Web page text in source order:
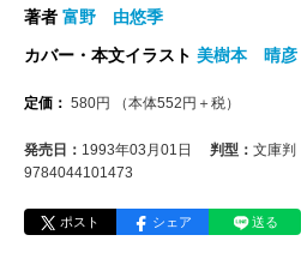
著者 富野 由悠季
カバー・本文イラスト 美樹本 晴彦
定価： 580円 （本体552 円＋税）
発売日： 1993年03月01日 判型： 文庫判
9784044101473
ポスト シェア 送る